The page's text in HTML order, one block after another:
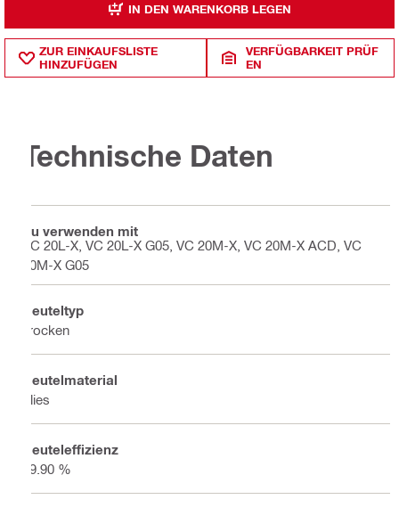
IN DEN WARENKORB LEGEN
ZUR EINKAUFSLISTE
HINZUFÜGEN
VERFÜGBARKEIT PRÜF
EN
Technische Daten
Zu verwenden mit
VC 20L-X, VC 20L-X G05, VC 20M-X, VC 20M-X ACD, VC
20M-X G05
Beuteltyp
Trocken
Beutelmaterial
Vlies
Beuteleffizienz
99.90 %